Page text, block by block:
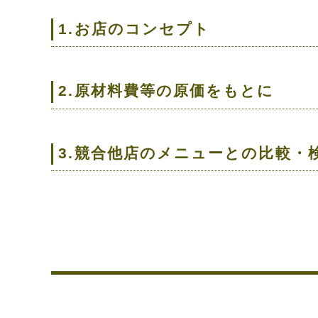
1.お店のコンセプト
2.原材料費等の原価をもとに
3.競合他店のメニューとの比較・